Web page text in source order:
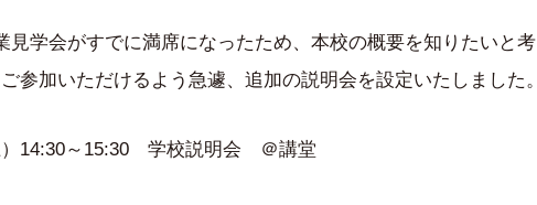
見学会がすでに満席になったため、本校の概要を知りたいと考
参加いただけるよう急遽、追加の説明会を設定いたしました。
）14:30～15:30 学校説明会 ＠講堂